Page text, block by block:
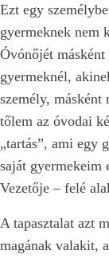
Ezt egy
gyermeknek nem
Óvónőjét
gyermeknél,
személy,
tőlem az óvodai
„tartás”, ami egy
saját gyermekeim
Vezetője – felé
A tapasztalat azt
magának valakit,